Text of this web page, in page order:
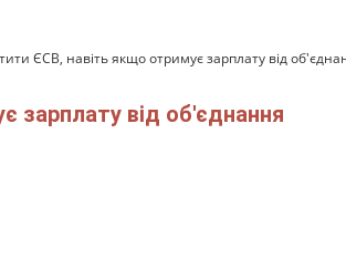
ЄСВ, навіть якщо отримує зарплату від
зарплату від об'єднання